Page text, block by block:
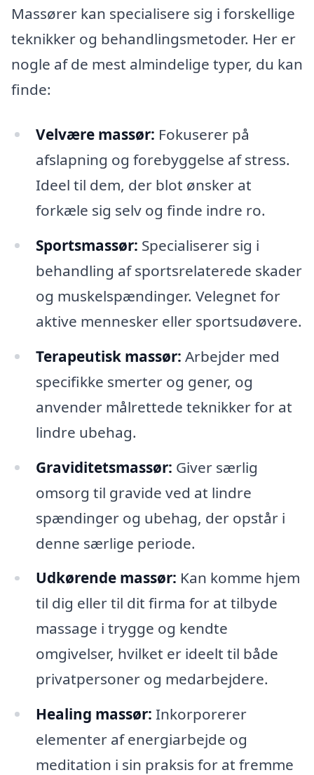
Massører kan specialisere sig i forskellige
teknikker og behandlingsmetoder. Her er
nogle af de mest almindelige typer, du kan
finde:
Velvære massør: Fokuserer på
afslapning og forebyggelse af stress.
Ideel til dem, der blot ønsker at
forkæle sig selv og finde indre ro.
Sportsmassør: Specialiserer sig i
behandling af sportsrelaterede skader
og muskelspændinger. Velegnet for
aktive mennesker eller sportsudøvere.
Terapeutisk massør: Arbejder med
specifikke smerter og gener, og
anvender målrettede teknikker for at
lindre ubehag.
Graviditetsmassør: Giver særlig
omsorg til gravide ved at lindre
spændinger og ubehag, der opstår i
denne særlige periode.
Udkørende massør: Kan komme hjem
til dig eller til dit firma for at tilbyde
massage i trygge og kendte
omgivelser, hvilket er ideelt til både
privatpersoner og medarbejdere.
Healing massør: Inkorporerer
elementer af energiarbejde og
meditation i sin praksis for at fremme